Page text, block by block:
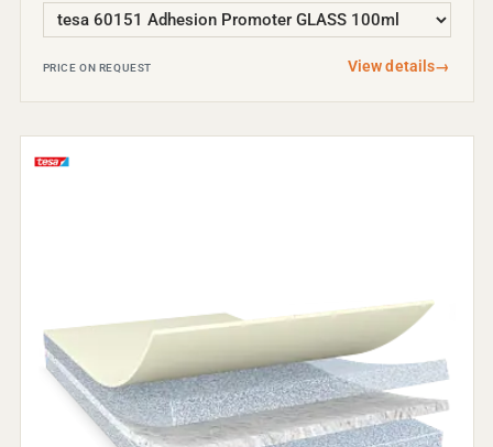
PRICE ON REQUEST View details→